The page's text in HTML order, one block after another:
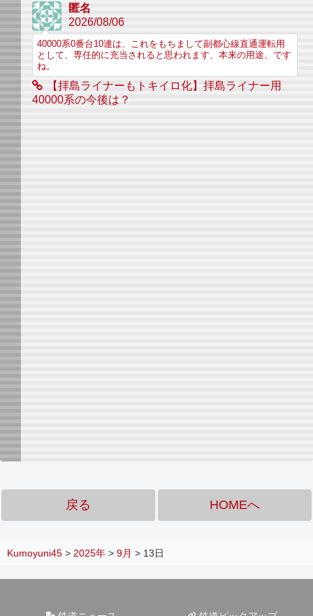
匿名
2026/08/06
40000系0番台10連は、これをもちまして副都心線直通運転用
として、専任的に充当されると思われます、本来の用途、です
ね。
【拝島ライナーもトキイロ化】拝島ライナー用
40000系の今後は？
戻る HOMEへ
Kumoyuni45 > 2025年 > 9月 > 13日